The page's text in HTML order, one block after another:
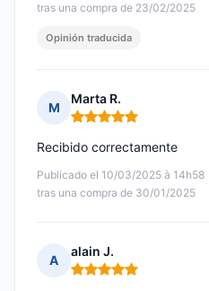
tras una compra de 23/02/2025
Opinión traducida
M
Marta R.
Nota: 5 de 5
Publicado el 10/03/2025 à 14h58
tras una compra de 30/01/2025
Recibido correctamente
A
alain J.
Nota: 5 de 5